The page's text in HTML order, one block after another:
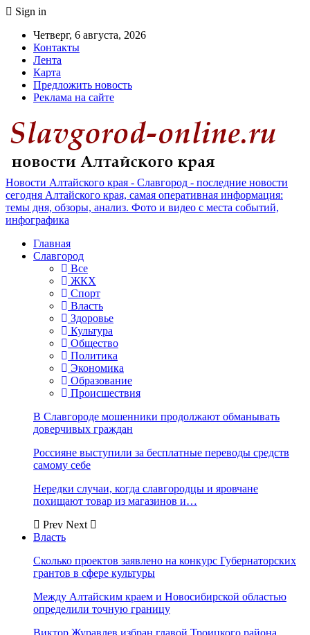
Sign in
Четверг, 6 августа, 2026
Контакты
Лента
Карта
Предложить новость
Реклама на сайте
Новости Алтайского края - Славгород - последние новости
сегодня Алтайского края, самая оперативная информация:
темы дня, обзоры, анализ. Фото и видео с места событий,
инфографика
Главная
Славгород
Все
ЖКХ
Спорт
Власть
Здоровье
Культура
Общество
Политика
Экономика
Образование
Происшествия
В Славгороде мошенники продолжают обманывать
доверчивых граждан
Россияне выступили за бесплатные переводы средств
самому себе
Нередки случаи, когда славгородцы и яровчане
похищают товар из магазинов и…
Prev Next
Власть
Сколько проектов заявлено на конкурс Губернаторских
грантов в сфере культуры
Между Алтайским краем и Новосибирской областью
определили точную границу
Виктор Журавлев избран главой Троицкого района